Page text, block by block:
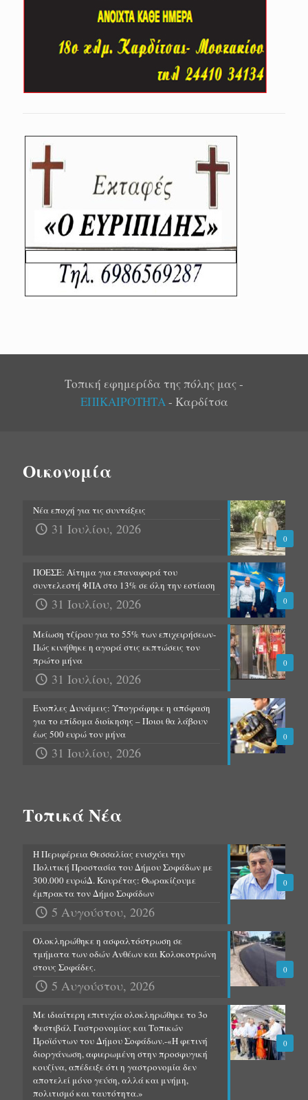
Τοπική εφημερίδα της πόλης μας -
ΕΠΙΚΑΙΡΟΤΗΤΑ- Καρδίτσα
Οικονομία
0
Νέα εποχή για τις συντάξεις
31 Ιουλίου, 2026
0
ΠΟΕΣΕ: Αίτημα για επαναφορά του
συντελεστή ΦΠΑ στο 13% σε όλη την εστίαση
31 Ιουλίου, 2026
0
Μείωση τζίρου για το 55% των επιχειρήσεων-
Πώς κινήθηκε η αγορά στις εκπτώσεις τον
πρώτο μήνα
31 Ιουλίου, 2026
0
Ένοπλες Δυνάμεις: Υπογράφηκε η απόφαση
για το επίδομα διοίκησης – Ποιοι θα λάβουν
έως 500 ευρώ τον μήνα
31 Ιουλίου, 2026
Τοπικά Νέα
0
Η Περιφέρεια Θεσσαλίας ενισχύει την
Πολιτική Προστασία του Δήμου Σοφάδων με
300.000 ευρώΔ. Κουρέτας: Θωρακίζουμε
έμπρακτα τον Δήμο Σοφάδων
5 Αυγούστου, 2026
0
Ολοκληρώθηκε η ασφαλτόστρωση σε
τμήματα των οδών Ανθέων και Κολοκοτρώνη
στους Σοφάδες.
5 Αυγούστου, 2026
0
Με ιδιαίτερη επιτυχία ολοκληρώθηκε το 3ο
Φεστιβάλ Γαστρονομίας και Τοπικών
Προϊόντων του Δήμου Σοφάδων.-«Η φετινή
διοργάνωση, αφιερωμένη στην προσφυγική
κουζίνα, απέδειξε ότι η γαστρονομία δεν
αποτελεί μόνο γεύση, αλλά και μνήμη,
πολιτισμό και ταυτότητα.»